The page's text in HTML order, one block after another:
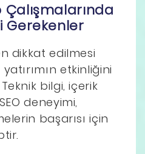
Gerekenler
dikkat edilmesi
etkinliğini
bilgi, içerik
deneyimi,
başarısı için